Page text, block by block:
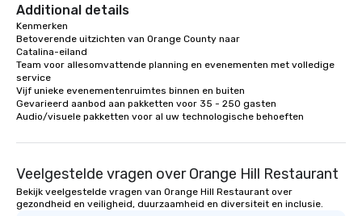
Additional details
Kenmerken
Betoverende uitzichten van Orange County naar
Catalina-eiland
Team voor allesomvattende planning en evenementen met volledige
service
Vijf unieke evenementenruimtes binnen en buiten
Gevarieerd aanbod aan pakketten voor 35 - 250 gasten
Audio/visuele pakketten voor al uw technologische behoeften
Veelgestelde vragen over Orange Hill Restaurant
Bekijk veelgestelde vragen van Orange Hill Restaurant over
gezondheid en veiligheid, duurzaamheid en diversiteit en inclusie.